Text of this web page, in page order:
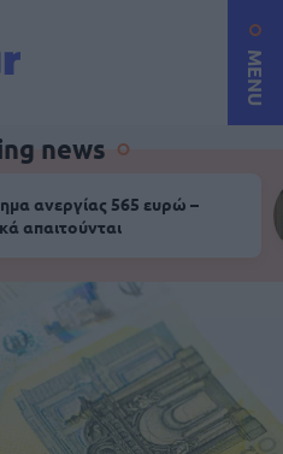
MENU
news
ανεργίας 565 ευρώ –
απαιτούνται